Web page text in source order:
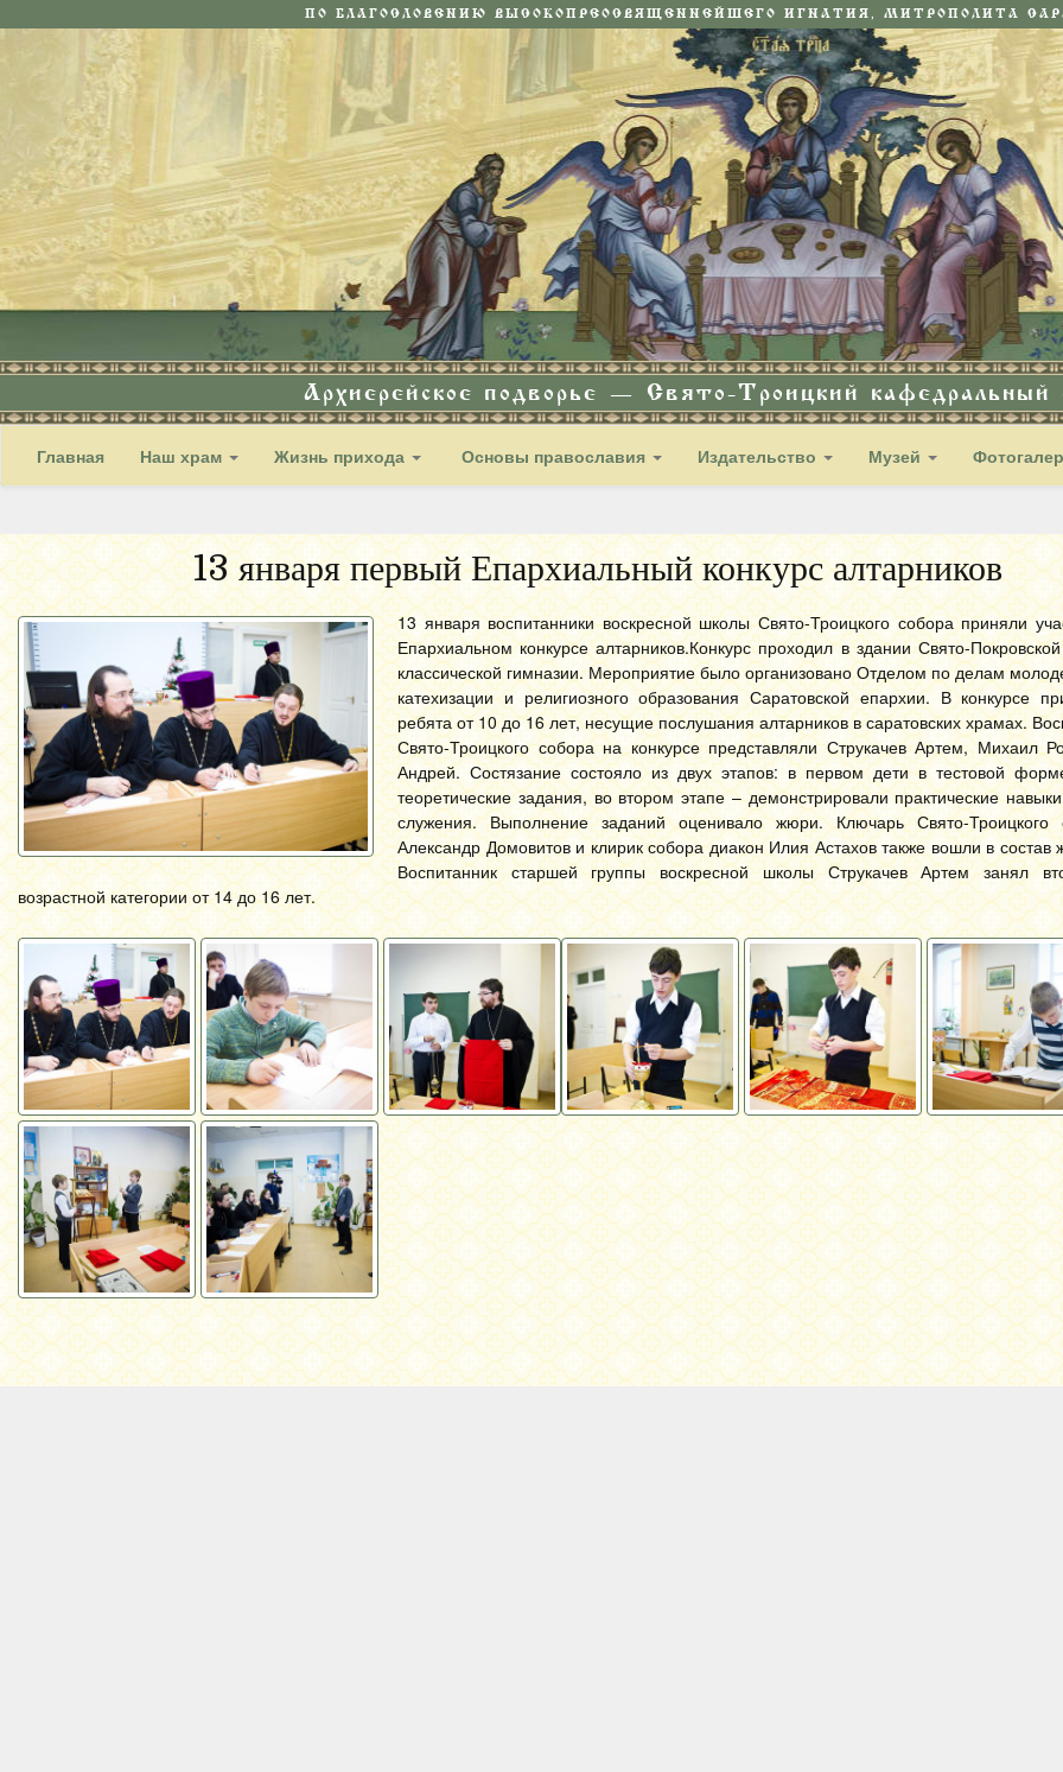
ПО БЛАГОСЛОВЕНИЮ ВЫСОКОПРЕОСВЯЩЕННЕЙШЕГО ИГНАТИЯ, МИТРОПОЛИТА
Архиерейское подворье — Свято-Троицкий кафедральный
Главная Наш храм Жизнь прихода Основы православия Издательство Музей
13 января первый Епархиальный конкурс алтарников
13 января воспитанники воскресной школы Свято-Троицкого собора приняли
Епархиальном конкурсе алтарников.Конкурс проходил в здании Свято-
классической гимназии. Мероприятие было организовано Отделом по делам
катехизации и религиозного образования Саратовской епархии. В конкурсе
ребята от 10 до 16 лет, несущие послушания алтарников в саратовских храмах.
Свято-Троицкого собора на конкурсе представляли Струкачев Артем, Михаил
Андрей. Состязание состояло из двух этапов: в первом дети в тестовой
теоретические задания, во втором этапе – демонстрировали практические
служения. Выполнение заданий оценивало жюри. Ключарь Свято-Троицкого
Александр Домовитов и клирик собора диакон Илия Астахов также вошли в состав
Воспитанник старшей группы воскресной школы Струкачев Артем занял
возрастной категории от 14 до 16 лет.